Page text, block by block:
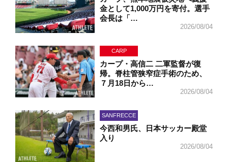
金として1,000万円を寄付。選手
会長は「…
2026/08/04
CARP
カープ・高信二 二軍監督が復
帰。脊柱管狭窄症手術のため、
７月18日から…
2026/08/04
SANFRECCE
今西和男氏、日本サッカー殿堂
入り
2026/08/04